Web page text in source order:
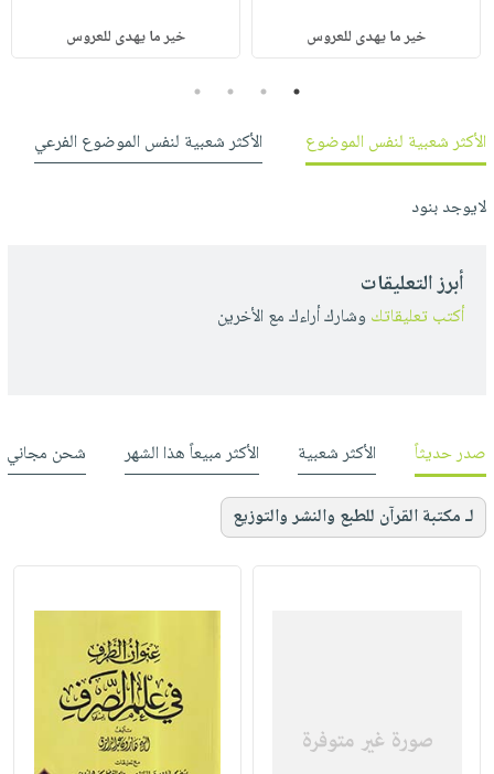
خير ما يهدى للعروس خير ما يهدى للعروس
1
2
3
4
الأكثر شعبية لنفس الموضوع
الأكثر شعبية لنفس الموضوع الفرعي
لايوجد بنود
أبرز التعليقات
أكتب تعليقاتك وشارك أراءك مع الأخرين
صدر حديثاً الأكثر شعبية الأكثر مبيعاً هذا الشهر شحن مجاني
لـ مكتبة القرآن للطبع والنشر والتوزيع